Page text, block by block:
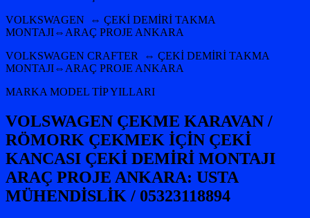
VOLKSWAGEN ⇔ ÇEKİ DEMİRİ TAKMA
MONTAJI⇔ARAÇ PROJE ANKARA
VOLKSWAGEN CRAFTER ⇔ ÇEKİ DEMİRİ TAKMA
MONTAJI⇔ARAÇ PROJE ANKARA
MARKA MODEL TİP YILLARI
VOLSWAGEN ÇEKME KARAVAN /
RÖMORK ÇEKMEK İÇİN ÇEKİ
KANCASI ÇEKİ DEMİRİ MONTAJI
ARAÇ PROJE ANKARA: USTA
MÜHENDİSLİK / 05323118894